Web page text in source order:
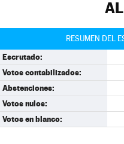
RESUMEN DEL
Escrutado:
Votos contabilizados:
Abstenciones:
Votos nulos:
Votos en blanco: